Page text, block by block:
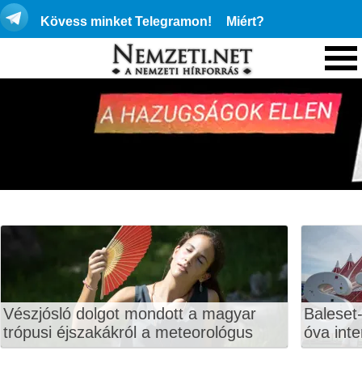
Kövess minket Telegramon! Miért?
Vészjósló dolgot mondott a magyar
trópusi éjszakákról a meteorológus
óva